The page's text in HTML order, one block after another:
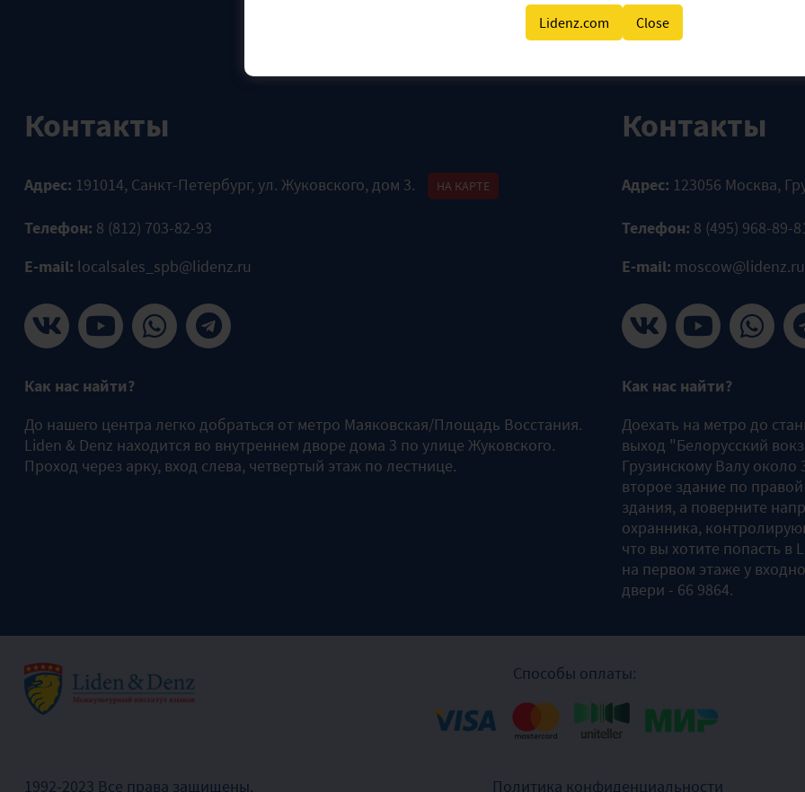
Lidenz.com Close
Контакты
Адрес: 191014, Санкт-Петербург, ул. Жуковского, дом 3. НА КАРТЕ
Телефон: 8 (812) 703-82-93
E-mail: localsales_spb@lidenz.ru
Как нас найти?
До нашего центра легко добраться от метро Маяковская/Площадь Восстания.
Liden & Denz находится во внутреннем дворе дома 3 по улице Жуковского.
Проход через арку, вход слева, четвертый этаж по лестнице.
Контакты
Адрес: 123056 Москва,
Телефон: 8 (495) 968-89-
E-mail: moscow@lidenz.ru
Как нас найти?
Доехать на метро до
выход "Белорусский
Грузинскому Валу
второе здание по
здания, а поверните
охранника,
что вы хотите попасть в
на первом этаже у
двери - 66 9864.
Способы оплаты:
1992-2023 Все права защищены. Политика конфиденциальности